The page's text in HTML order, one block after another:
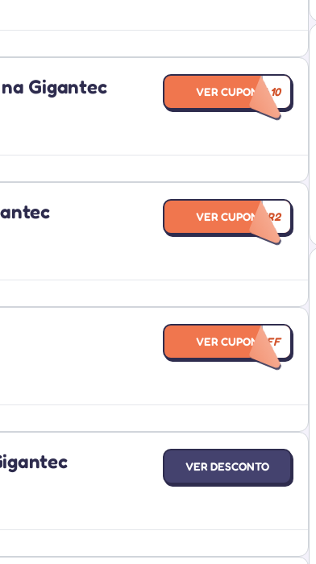
na Gigantec VER CUPOM
HARMANJBL10
VER CUPOM
GIGANIVER2
VER CUPOM
CUPOLAND2OFF
VER DESCONTO